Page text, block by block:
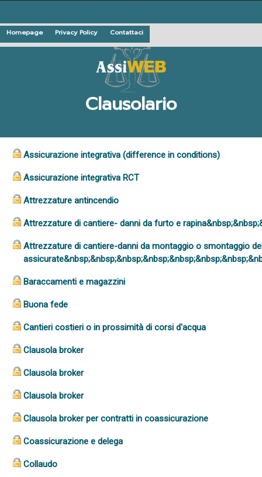
Homepage Privacy Policy Contattaci
Clausolario
Assicurazione integrativa (difference in conditions)
Assicurazione integrativa RCT
Attrezzature antincendio
Attrezzature di cantiere- danni da furto e
Attrezzature di cantiere-danni da montaggio o smontaggio
Baraccamenti e magazzini
Buona fede
Cantieri costieri o in prossimità di corsi d'acqua
Clausola broker
Clausola broker
Clausola broker
Clausola broker per contratti in coassicurazione
Coassicurazione e delega
Collaudo